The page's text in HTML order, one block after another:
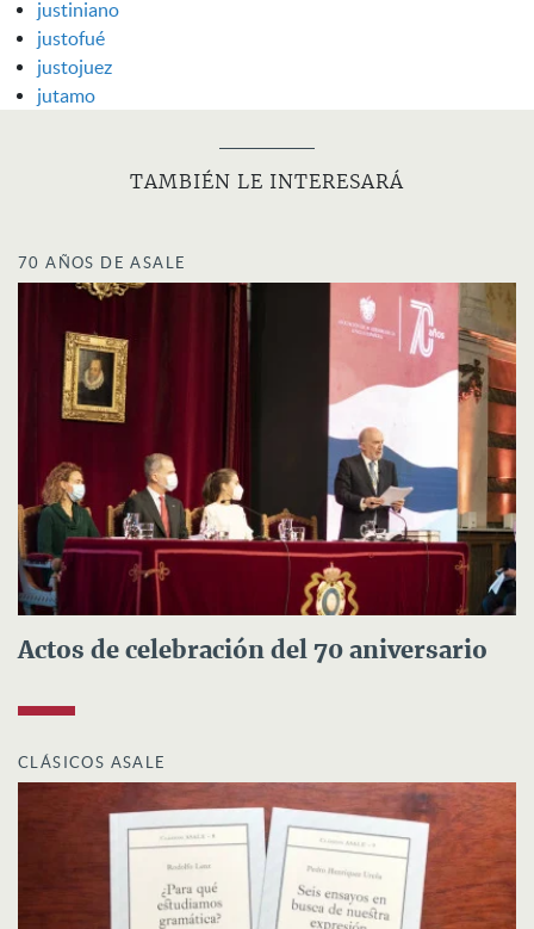
justiniano
justofué
justojuez
jutamo
TAMBIÉN LE INTERESARÁ
70 AÑOS DE ASALE
Actos de celebración del 70 aniversario
CLÁSICOS ASALE